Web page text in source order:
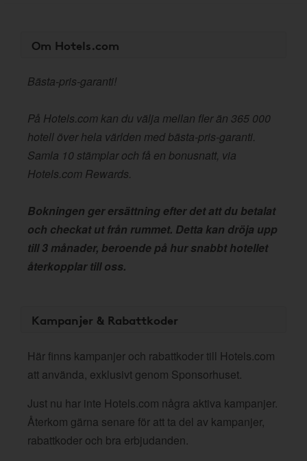
Om Hotels.com
Bästa-pris-garanti!
På Hotels.com kan du välja mellan fler än 365 000
hotell över hela världen med bästa-pris-garanti.
Samla 10 stämplar och få en bonusnatt, via
Hotels.com Rewards.
Bokningen ger ersättning efter det att du betalat
och checkat ut från rummet. Detta kan dröja upp
till 3 månader, beroende på hur snabbt hotellet
återkopplar till oss.
Kampanjer & Rabattkoder
Här finns kampanjer och rabattkoder till Hotels.com
att använda, exklusivt genom Sponsorhuset.
Just nu har inte Hotels.com några aktiva kampanjer.
Återkom gärna senare för att ta del av kampanjer,
rabattkoder och bra erbjudanden.